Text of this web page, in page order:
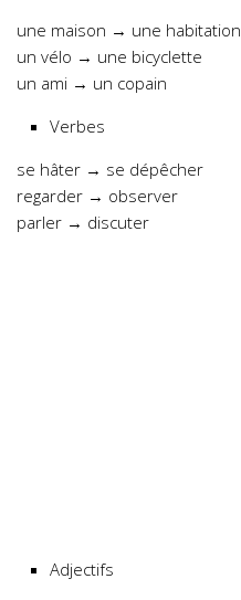
une maison → une habitation
un vélo → une bicyclette
un ami → un copain
Verbes
se hâter → se dépêcher
regarder → observer
parler → discuter
Adjectifs